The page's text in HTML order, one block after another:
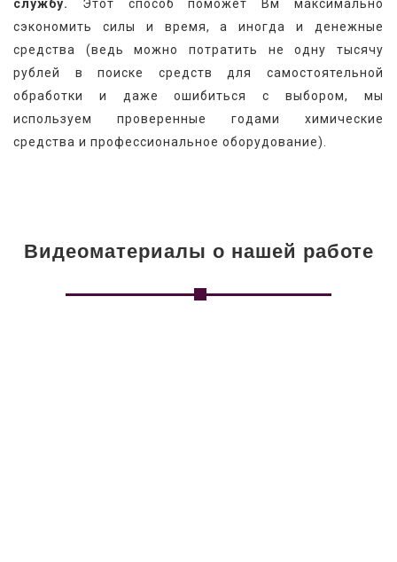
службу.
Этот способ поможет Вм максимально
сэкономить силы и время, а иногда и денежные
средства (ведь можно потратить не одну тысячу
рублей в поиске средств для самостоятельной
обработки и даже ошибиться с выбором, мы
используем проверенные годами химические
средства и профессиональное оборудование).
Видеоматериалы о нашей работе